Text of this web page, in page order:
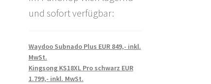
und sofort verfügbar:
Waydoo Subnado Plus EUR 849,- inkl.
MwSt.
Kingsong KS18XL Pro schwarz EUR
1.799,- inkl. MwSt.